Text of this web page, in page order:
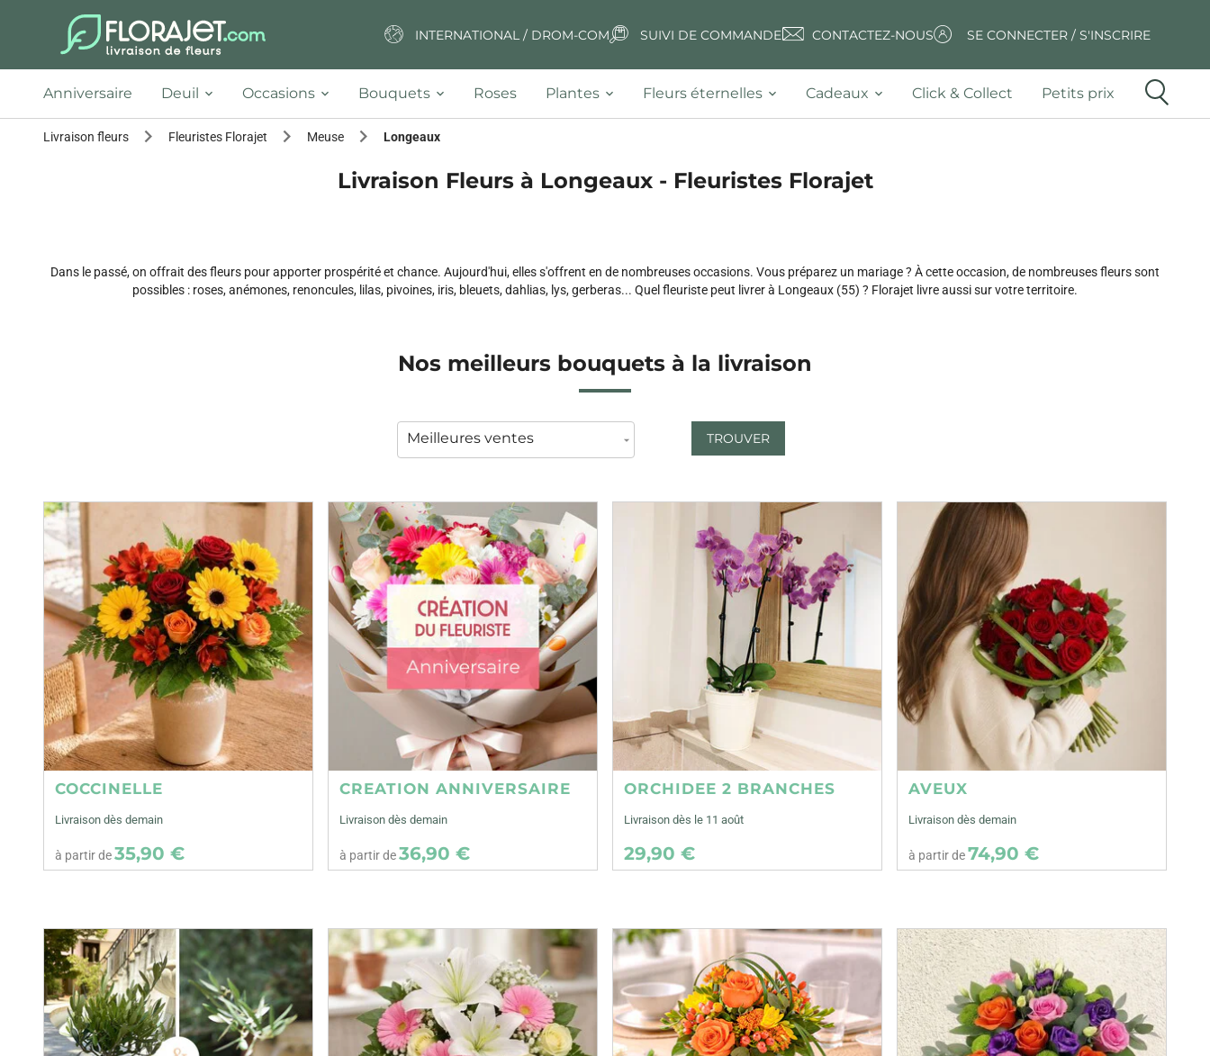
INTERNATIONAL / DROM-COM SUIVI DE COMMANDE CONTACTEZ-NOUS SE CONNECTER / S'INSCRIRE
Anniversaire Deuil Occasions Bouquets Roses Plantes Fleurs éternelles Cadeaux Click & Collect Petits prix
Livraison fleurs Fleuristes Florajet Meuse Longeaux
Livraison Fleurs à Longeaux - Fleuristes Florajet
Dans le passé, on offrait des fleurs pour apporter prospérité et chance. Aujourd'hui, elles s'offrent en de nombreuses occasions. Vous préparez un mariage ? À cette occasion, de nombreuses fleurs sont
possibles : roses, anémones, renoncules, lilas, pivoines, iris, bleuets, dahlias, lys, gerberas... Quel fleuriste peut livrer à Longeaux (55) ? Florajet livre aussi sur votre territoire.
Nos meilleurs bouquets à la livraison
TROUVER
COCCINELLE
Livraison dès demain
à partir de35,90 €
CREATION ANNIVERSAIRE
Livraison dès demain
à partir de36,90 €
ORCHIDEE 2 BRANCHES
Livraison dès le 11 août
29,90 €
AVEUX
Livraison dès demain
à partir de74,90 €